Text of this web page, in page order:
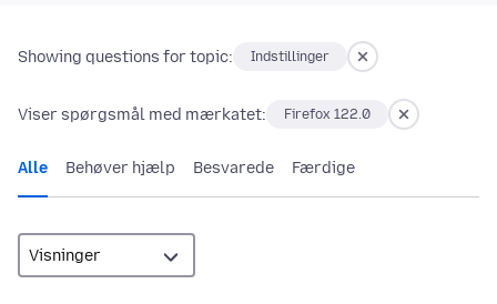
Showing questions for topic: Indstillinger
Viser spørgsmål med mærkatet: Firefox 122.0
Alle Behøver hjælp Besvarede Færdige